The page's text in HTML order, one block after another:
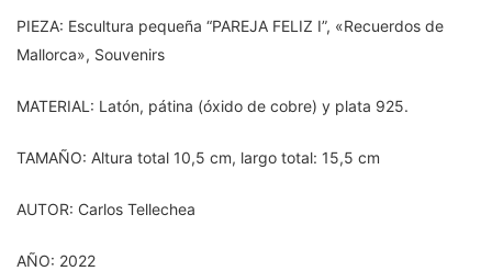
PIEZA: Escultura pequeña “PAREJA FELIZ I”, «Recuerdos de
Mallorca», Souvenirs
MATERIAL: Latón, pátina (óxido de cobre) y plata 925.
TAMAÑO: Altura total 10,5 cm, largo total: 15,5 cm
AUTOR: Carlos Tellechea
AÑO: 2022